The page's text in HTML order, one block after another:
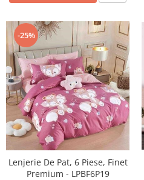
-25%
Lenjerie De Pat, 6 Piese, Finet
Premium - LPBF6P19